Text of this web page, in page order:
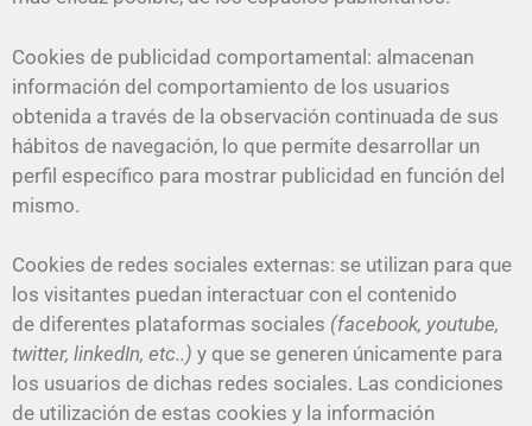
Cookies de publicidad comportamental: almacenan
información del comportamiento de los usuarios
obtenida a través de la observación continuada de sus
hábitos de navegación, lo que permite desarrollar un
perfil específico para mostrar publicidad en función del
mismo.
Cookies de redes sociales externas: se utilizan para que
los visitantes puedan interactuar con el contenido
de diferentes plataformas sociales (facebook, youtube,
twitter, linkedIn, etc..) y que se generen únicamente para
los usuarios de dichas redes sociales. Las condiciones
de utilización de estas cookies y la información